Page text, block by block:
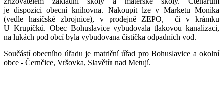
je dispozici obecní knihovna. Nakoupit lze v Marketu Monika
(vedle hasičské zbrojnice), v prodejně ZEPO, či v krámku
U Krupičků. Obec Bohuslavice vybudovala tlakovou kanalizaci,
na lukách pod obcí byla vybudována čistička odpadních vod.
Součástí obecního úřadu je matriční úřad pro Bohuslavice a okolní
obce - Černčice, Vršovka, Slavětín nad Metují.